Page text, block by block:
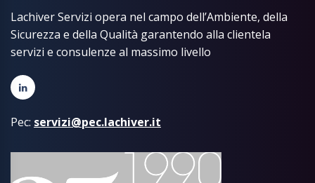
Lachiver Servizi opera nel campo dell’Ambiente, della
Sicurezza e della Qualità garantendo alla clientela
servizi e consulenze al massimo livello
Pec: servizi@pec.lachiver.it